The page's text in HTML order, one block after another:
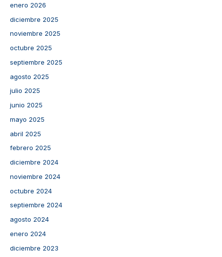
enero 2026
diciembre 2025
noviembre 2025
octubre 2025
septiembre 2025
agosto 2025
julio 2025
junio 2025
mayo 2025
abril 2025
febrero 2025
diciembre 2024
noviembre 2024
octubre 2024
septiembre 2024
agosto 2024
enero 2024
diciembre 2023